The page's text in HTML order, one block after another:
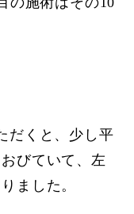
だくと、少し平
びていて、左
ました。